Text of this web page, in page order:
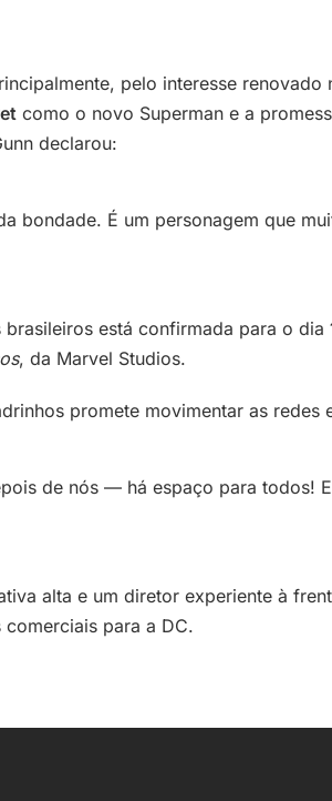
pelo interesse
como o novo Superman e a
declarou:
bondade. É um personagem que
está confirmada para o dia
, da Marvel Studios.
promete movimentar as
de nós — há espaço para todos!
alta e um diretor experiente à
para a DC.